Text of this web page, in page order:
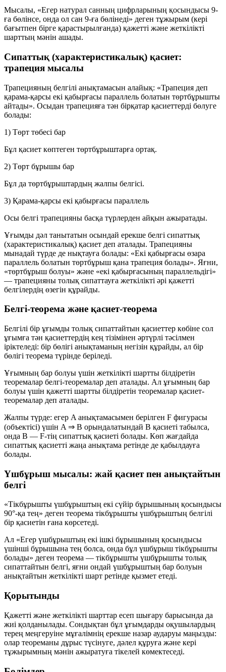
Мысалы, «Егер натурал санның цифрларының қосындысы 9-
ға бөлінсе, онда ол сан 9-ға бөлінеді» деген тұжырым (кері
бағытпен бірге қарастырылғанда) қажетті және жеткілікті
шарттың мәнін ашады.
Сипаттық (характеристикалық) қасиет:
трапеция мысалы
Трапецияның белгілі анықтамасын алайық: «Трапеция деп
қарама-қарсы екі қабырғасы параллель болатын төртбұрышты
айтады». Осыдан трапецияға тән бірқатар қасиеттерді бөлуге
болады:
1) Төрт төбесі бар
Бұл қасиет көптеген төртбұрыштарға ортақ.
2) Төрт бұрышы бар
Бұл да төртбұрыштардың жалпы белгісі.
3) Қарама-қарсы екі қабырғасы параллель
Осы белгі трапецияны басқа түрлерден айқын ажыратады.
Ұғымды дәл танытатын осындай ерекше белгі сипаттық
(характеристикалық) қасиет деп аталады. Трапецияны
мынадай түрде де нықтауға болады: «Екі қабырғасы өзара
параллель болатын төртбұрыш қана трапеция болады». Яғни,
«төртбұрыш болуы» және «екі қабырғасының параллельдігі»
— трапецияны толық сипаттауға жеткілікті әрі қажетті
белгілердің өзегін құрайды.
Белгі-теорема және қасиет-теорема
Белгілі бір ұғымды толық сипаттайтын қасиеттер көбіне сол
ұғымға тән қасиеттердің кең тізімінен әртүрлі тәсілмен
іріктеледі: бір бөлігі анықтаманың негізін құрайды, ал бір
бөлігі теорема түрінде беріледі.
Ұғымның бар болуы үшін жеткілікті шартты білдіретін
теоремалар белгі-теоремалар деп аталады. Ал ұғымның бар
болуы үшін қажетті шартты білдіретін теоремалар қасиет-
теоремалар деп аталады.
Жалпы түрде: егер A анықтамасымен берілген F фигурасы
(объектісі) үшін A ⇒ B орындалатындай B қасиеті табылса,
онда B — F-тің сипаттық қасиеті болады. Көп жағдайда
сипаттық қасиетті жаңа анықтама ретінде де қабылдауға
болады.
Үшбұрыш мысалы: жай қасиет пен анықтайтын
белгі
«Тікбұрышты үшбұрыштың екі сүйір бұрышының қосындысы
90°-қа тең» деген теорема тікбұрышты үшбұрыштың белгілі
бір қасиетін ғана көрсетеді.
Ал «Егер үшбұрыштың екі ішкі бұрышының қосындысы
үшінші бұрышына тең болса, онда бұл үшбұрыш тікбұрышты
болады» деген теорема — тікбұрышты үшбұрышты толық
сипаттайтын белгі, яғни ондай үшбұрыштың бар болуын
анықтайтын жеткілікті шарт ретінде қызмет етеді.
Қорытынды
Қажетті және жеткілікті шарттар есеп шығару барысында да
жиі қолданылады. Сондықтан бұл ұғымдарды оқушылардың
терең меңгеруіне мұғалімнің ерекше назар аударуы маңызды:
олар теореманы дұрыс түсінуге, дәлел құруға және кері
тұжырымның мәнін ажыратуға тікелей көмектеседі.